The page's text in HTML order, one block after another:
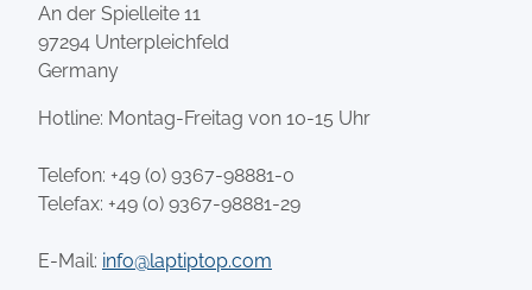
An der Spielleite 11
97294 Unterpleichfeld
Germany
Hotline: Montag-Freitag von 10-15 Uhr
Telefon: +49 (0) 9367-98881-0
Telefax: +49 (0) 9367-98881-29
E-Mail: info@laptiptop.com